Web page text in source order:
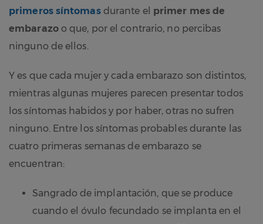
primeros síntomasdurante el primer mes de
embarazoo que, por el contrario, no percibas
ninguno de ellos.
Y es que cada mujer y cada embarazo son distintos,
mientras algunas mujeres parecen presentar todos
los síntomas habidos y por haber, otras no sufren
ninguno. Entre los síntomas probables durante las
cuatro primeras semanas de embarazo se
encuentran:
Sangrado de implantación, que se produce
cuando el óvulo fecundado se implanta en el